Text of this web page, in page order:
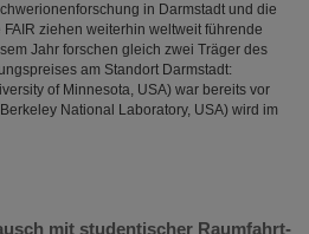
in Darmstadt und die
ziehen weiterhin weltweit führende
Jahr forschen gleich zwei Träger des
am Standort Darmstadt:
of Minnesota, USA) war bereits vor
National Laboratory, USA) wird im
mit studentischer Raumfahrt-